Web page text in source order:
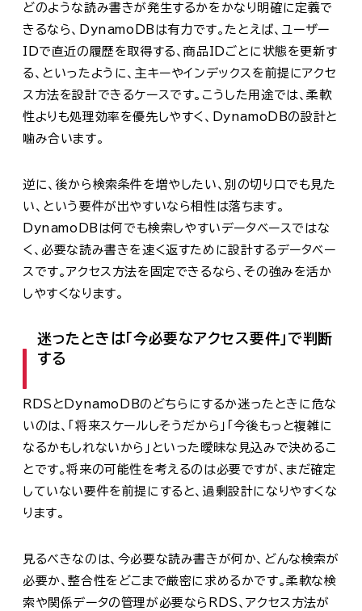
どのような読み書きが発生するかをかなり明確に定義で
きるなら、DynamoDBは有力です。たとえば、ユーザー
IDで直近の履歴を取得する、商品IDごとに状態を更新す
る、といったように、主キーやインデックスを前提にアクセ
ス方法を設計できるケースです。こうした用途では、柔軟
性よりも処理効率を優先しやすく、DynamoDBの設計と
噛み合います。
逆に、後から検索条件を増やしたい、別の切り口でも見た
い、という要件が出やすいなら相性は落ちます。
DynamoDBは何でも検索しやすいデータベースではな
く、必要な読み書きを速く返すために設計するデータベー
スです。アクセス方法を固定できるなら、その強みを活か
しやすくなります。
迷ったときは「今必要なアクセス要件」で判断
する
RDSとDynamoDBのどちらにするか迷ったときに危な
いのは、「将来スケールしそうだから」「今後もっと複雑に
なるかもしれないから」といった曖昧な見込みで決めるこ
とです。将来の可能性を考えるのは必要ですが、まだ確定
していない要件を前提にすると、過剰設計になりやすくな
ります。
見るべきなのは、今必要な読み書きが何か、どんな検索が
必要か、整合性をどこまで厳密に求めるかです。柔軟な検
索や関係データの管理が必要ならRDS、アクセス方法が